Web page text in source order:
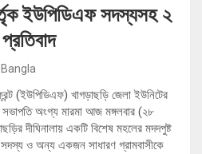
ইউপিডিএফ সদস্যসহ ২
(ইউপিডিএফ) খাগড়াছড়ি জেলা ইউনিটের
অংগ্য মারমা আজ মঙ্গলবার (২৮
দীঘিনালায় একটি বিশেষ মহলের মদদপুষ্ট
ও অন্য একজন সাধারণ গ্রামবাসীকে